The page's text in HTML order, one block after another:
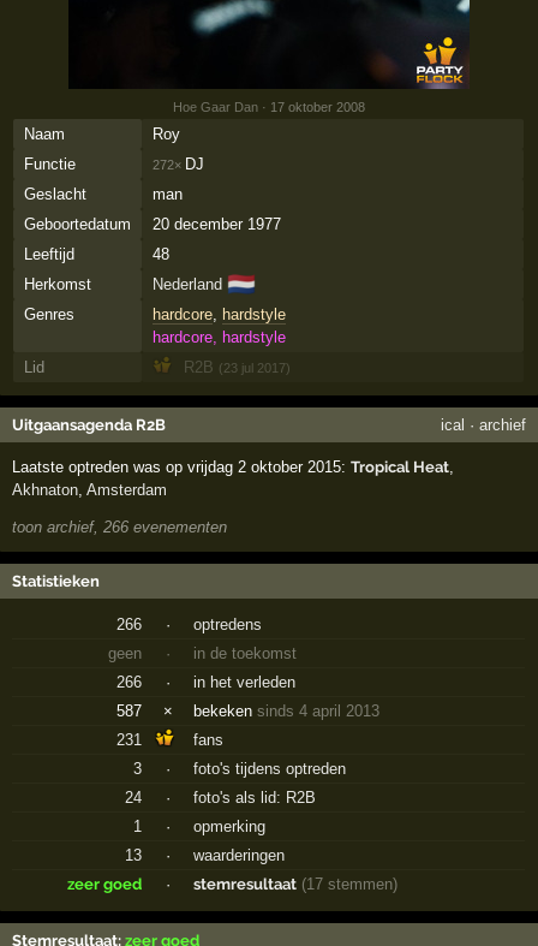
Hoe Gaar Dan · 17 oktober 2008
Naam
Roy
Functie
272× DJ
Geslacht
man
Geboortedatum
20 december 1977
Leeftijd
48
Herkomst
Nederland 🇳🇱
Genres hardcore, hardstyle
hardcore, hardstyle
Lid
R2B (23 jul 2017)
Uitgaansagenda R2B ical · archief
Laatste optreden was op vrijdag 2 oktober 2015:Tropical Heat
Akhnaton ,Amsterdam
toon archief, 266 evenementen
Statistieken
266 ·
optredens
geen
·
in de toekomst
266
·
in het verleden
587
× bekekensinds 4 april 2013
231
fans
3
·
foto's tijdens optreden
24
·
foto's als lid: R2B
1
·
opmerking
13
·
waarderingen
zeer goed
· stemresultaat (17 stemmen)
Stemresultaat:zeer goed